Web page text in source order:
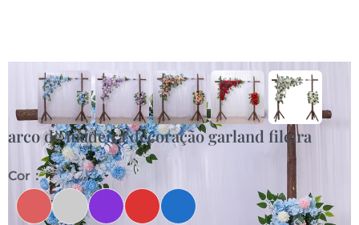
arco de madeira decoração garland fileira
Cor：